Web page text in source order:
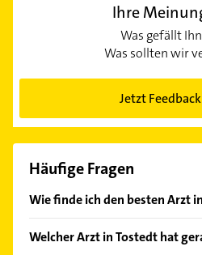
Ihre
Was gefällt
Was sollten wir
Jetzt
Häufige Fragen
Wie finde ich den besten Arzt
Kundenmeinungen und
Welcher Arzt in Tostedt hat